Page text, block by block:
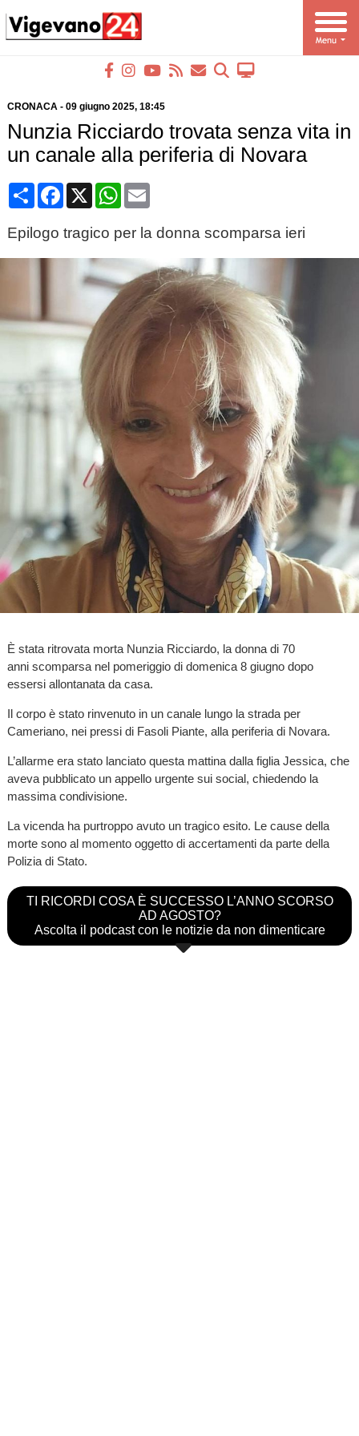
CRONACA- 09 giugno 2025, 18:45
Nunzia Ricciardo trovata senza vita in
un canale alla periferia di Novara
CondividiFacebook
X WhatsApp
Email
Epilogo tragico per la donna scomparsa ieri
È stata ritrovata morta Nunzia Ricciardo, la donna di 70
anni scomparsa nel pomeriggio di domenica 8 giugno dopo
essersi allontanata da casa.
Il corpo è stato rinvenuto in un canale lungo la strada per
Cameriano, nei pressi di Fasoli Piante, alla periferia di Novara.
L’allarme era stato lanciato questa mattina dalla figlia Jessica, che
aveva pubblicato un appello urgente sui social, chiedendo la
massima condivisione.
La vicenda ha purtroppo avuto un tragico esito. Le cause della
morte sono al momento oggetto di accertamenti da parte della
Polizia di Stato.
TI RICORDI COSA È SUCCESSO L’ANNO SCORSO
AD AGOSTO?
Ascolta il podcast con le notizie da non dimenticare